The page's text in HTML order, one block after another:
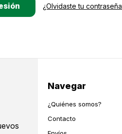
¿Olvidaste tu
Navegar
¿Quiénes somos?
Contacto